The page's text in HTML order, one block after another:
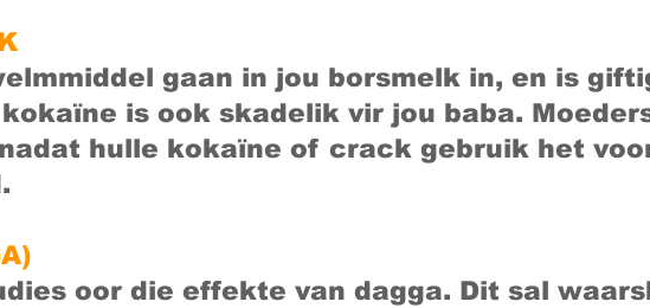
gaan in jou borsmelk in, en is
is ook skadelik vir jou baba.
hulle kokaïne of crack gebruik het
oor die effekte van dagga. Dit sal